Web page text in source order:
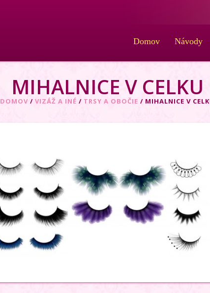
Domov Návody
MIHALNICE V CELKU
DOMOV/ VIZÁŽ A INÉ / TRSY A OBOČIE / MIHALNICE V